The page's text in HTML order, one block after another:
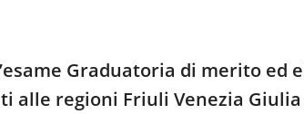
Graduatoria di merito ed
alle regioni Friuli Venezia